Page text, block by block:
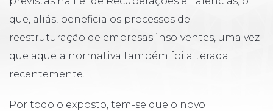
que, aliás, beneficia os processos de
reestruturação de empresas insolventes, uma vez
que aquela normativa também foi alterada
recentemente.
Por todo o exposto, tem-se que o novo